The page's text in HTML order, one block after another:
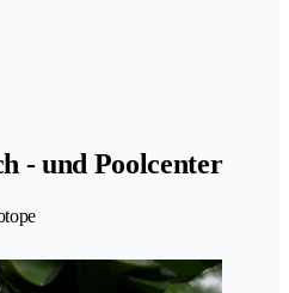
- und Poolcenter